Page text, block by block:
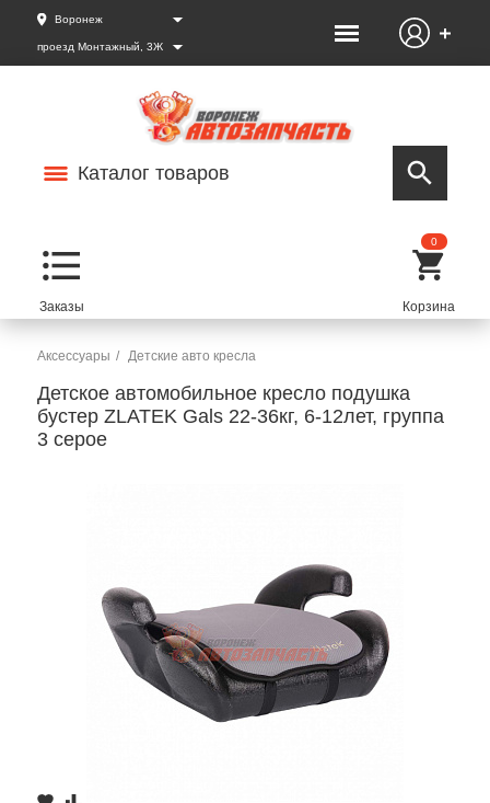
Воронеж
проезд Монтажный, 3Ж
Каталог товаров
0
Аксессуары Детские авто кресла
Детское автомобильное кресло подушка
бустер ZLATEK Gals 22-36кг, 6-12лет, группа
3 серое